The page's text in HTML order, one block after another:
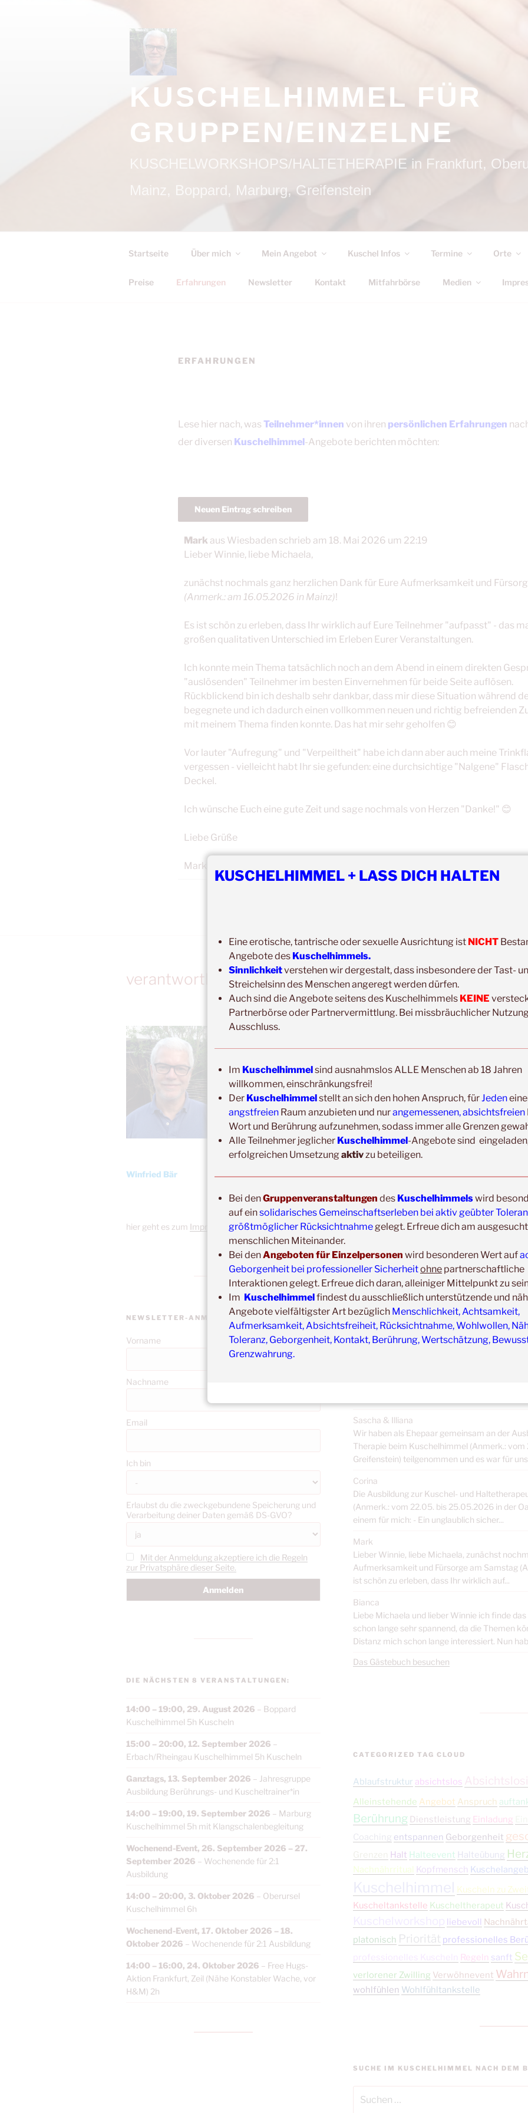
KUSCHELHIMMEL FÜR
GRUPPEN/EINZELNE
KUSCHELWORKSHOPS/HALTETHERAPIE in Frankfurt,
Mainz, Boppard, Marburg, Greifenstein
Startseite Über mich Mein Angebot Kuschel Infos Termine Orte
Preise Erfahrungen Newsletter Kontakt Mitfahrbörse Medien
ERFAHRUNGEN
Lese hier nach, was Teilnehmer*innen von ihren persönlichen Erfahrungen
der diversen Kuschelhimmel-Angebote berichten möchten:
Mark aus Wiesbaden schrieb am 18. Mai 2026 um 22:19
Lieber Winnie, liebe Michaela,
zunächst nochmals ganz herzlichen Dank für Eure Aufmerksamkeit und
(Anmerk.: am 16.05.2026 in Mainz)!
Es ist schön zu erleben, dass Ihr wirklich auf Eure Teilnehmer "aufpasst" - das
großen qualitativen Unterschied im Erleben Eurer Veranstaltungen.
Ich konnte mein Thema tatsächlich noch an dem Abend in einem direkten
"auslösenden" Teilnehmer im besten Einvernehmen für beide Seite auflösen.
Rückblickend bin ich deshalb sehr dankbar, dass mir diese Situation während
begegnete und ich dadurch einen vollkommen neuen und richtig befreienden
mit meinem Thema finden konnte. Das hat mir sehr geholfen 😊
Vor lauter "Aufregung" und "Verpeiltheit" habe ich dann aber auch meine
vergessen - vielleicht habt Ihr sie gefunden: eine durchsichtige "Nalgene"
Deckel.
Ich wünsche Euch eine gute Zeit und sage nochmals von Herzen "Danke!" 😊
Liebe Grüße
Mark
verantwortlich:
Winfried Bär
hier geht es zum Impressum
NEWSLETTER-ANMELDUNG
Vorname
Nachname
Email
Ich bin
Erlaubst du die zweckgebundene Speicherung und
Verarbeitung deiner Daten gemäß DS-GVO?
Mit der Anmeldung akzeptiere ich die Regeln
zur Privatsphäre dieser Seite.
DIE NÄCHSTEN 8 VERANSTALTUNGEN:
14:00 – 19:00, 29. August 2026 – Boppard
Kuschelhimmel 5h Kuscheln
15:00 – 20:00, 12. September 2026 –
Erbach/Rheingau Kuschelhimmel 5h Kuscheln
Ganztags, 13. September 2026 – Jahresgruppe
Ausbildung Berührungs- und Kuscheltrainer*in
14:00 – 19:00, 19. September 2026 – Marburg
Kuschelhimmel 5h mit Klangschalenbegleitung
Wochenend-Event, 26. September 2026 – 27.
September 2026 – Wochenende für 2:1
Ausbildung
14:00 – 20:00, 3. Oktober 2026 – Oberursel
Kuschelhimmel 6h
Wochenend-Event, 17. Oktober 2026 – 18.
Oktober 2026 – Wochenende für 2:1 Ausbildung
14:00 – 16:00, 24. Oktober 2026 – Free Hugs-
Aktion Frankfurt, Zeil (Nähe Konstabler Wache, vor
H&M) 2h
Copyright © 2017-2026
Kuschelhimmel
Alle Rechte vorbehalten.
Update:
UnsereGruppenveranstaltungen sindohne
Veranstaltungsräumen möglich!
Was schon immer galt und weiter gilt:Fühlst
Erkältungssymptome, dann verzichte bitte
ERFAHRUNGSBERICHTE/
Heike
Heute hatte ich mein erstes Kuscheltreffen
und gleich vorweg gesagt- ich komme
liebevolle Organisation und der völlig sichere...
Dana
Jahresreflexion 05.2025 bis 06.2026 Lieber
gemeinsamen therapeutischen
Haltetherapie in Einzelsitzungen] hat sich viel
Sascha & Illiana
Wir haben als Ehepaar gemeinsam an der
Therapie beim Kuschelhimmel (Anmerk.:
Greifenstein) teilgenommen und es war für uns
Corina
Die Ausbildung zur Kuschel- und
(Anmerk.: vom 22.05. bis 25.05.2026 in der
einem für mich: - Ein unglaublich sicher...
Mark
Lieber Winnie, liebe Michaela, zunächst
Aufmerksamkeit und Fürsorge am Samstag
ist schön zu erleben, dass Ihr wirklich auf...
Bianca
Liebe Michaela und lieber Winnie ich finde
schon lange sehr spannend, da die Themen
Distanz mich schon lange interessiert. Nun
Das Gästebuch besuchen
CATEGORIZED TAG CLOUD
Ablaufstruktur absichtslos
Alleinstehende Angebot Anspruch
Berührung Dienstleistung Einladung
Coaching entspannen Geborgenheit
Grenzen
Halt Halteevent Halteübung
Nachnährritual Kopfmensch
Kuscheln zu
Kuscheltankstelle Kuscheltherapeut
liebevoll
platonisch Priorität professionelles
professionelles Kuscheln
Regeln sanft
verlorener Zwilling Verwöhnevent
wohlfühlen Wohlfühltankstelle
SUCHE IM KUSCHELHIMMEL NACH DEM
nach:
KUSCHELHIMMEL + LASS DICH HALTEN
Eine erotische, tantrische oder sexuelle Ausrichtung ist NICHT
Angebote des Kuschelhimmels.
Sinnlichkeitverstehen wir dergestalt, dass insbesondere der Tast-
Streichelsinn des Menschen angeregt werden dürfen.
Auch sind die Angebote seitens des Kuschelhimmels KEINE
Partnerbörse oder Partnervermittlung. Bei missbräuchlicher
Ausschluss.
Im Kuschelhimmelsind ausnahmslos ALLE Menschen ab 18 Jahren
willkommen, einschränkungsfrei!
Der Kuschelhimmelstellt an sich den hohen Anspruch, fürJeden
angstfreien Raum anzubieten und nurangemessenen, absichtsfreien
Wort und Berührung aufzunehmen, sodass immer alle Grenzen
Alle Teilnehmer jeglicher Kuschelhimmel-Angebote sind
erfolgreichen Umsetzung aktivzu beteiligen.
Bei denGruppenveranstaltungen des Kuschelhimmelswird
auf einsolidarisches Gemeinschaftserleben bei aktiv geübter
größtmöglicher Rücksichtnahme gelegt. Erfreue dich am ausgesucht
menschlichen Miteinander.
Bei denAngeboten für Einzelpersonen wird besonderen Wert auf
Geborgenheit bei professioneller Sicherheitohne partnerschaftliche
Interaktionen gelegt. Erfreue dich daran, alleiniger Mittelpunkt zu
Im Kuschelhimmelfindest du ausschließlich unterstützende und
Angebote vielfältigster Art bezüglich Menschlichkeit, Achtsamkeit,
Aufmerksamkeit, Absichtsfreiheit, Rücksichtnahme, Wohlwollen,
Toleranz, Geborgenheit, Kontakt, Berührung, Wertschätzung,
Grenzwahrung.